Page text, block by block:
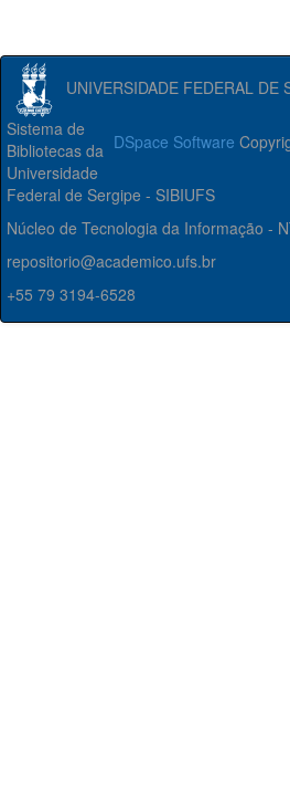
UNIVERSIDADE FEDERAL DE
DSpace Software
Sistema de
Bibliotecas da
Universidade
Federal de Sergipe - SIBIUFS
Núcleo de Tecnologia da Informação -
repositorio@academico.ufs.br
+55 79 3194-6528